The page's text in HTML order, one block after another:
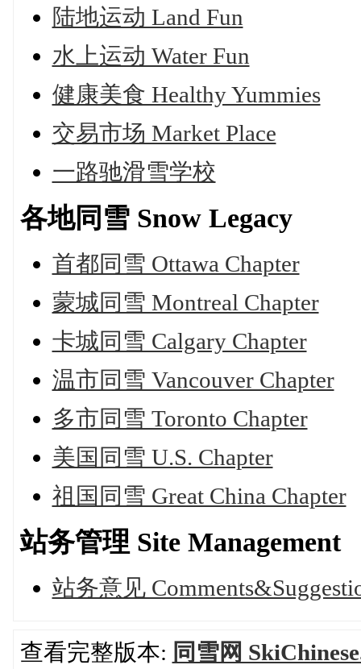
陆地运动 Land Fun
水上运动 Water Fun
健康美食 Healthy Yummies
交易市场 Market Place
一路驰滑雪学校
各地同雪 Snow Legacy
首都同雪 Ottawa Chapter
蒙城同雪 Montreal Chapter
卡城同雪 Calgary Chapter
温市同雪 Vancouver Chapter
多市同雪 Toronto Chapter
美国同雪 U.S. Chapter
祖国同雪 Great China Chapter
站务管理 Site Management
站务意见
查看完整版本: 同雪网